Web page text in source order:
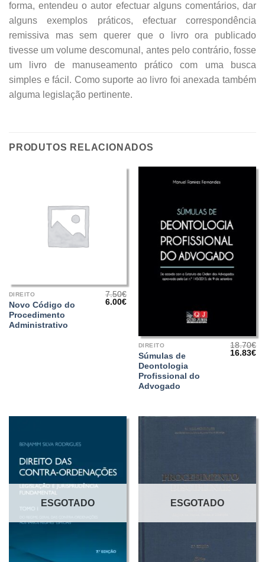
forma, entendeu o autor efectuar alguns comentários, dar
alguns exemplos práticos, efectuar correspondência
remissiva mas sem querer que o livro ora publicado
tivesse um volume descomunal, antes pelo contrário, fosse
um livro de manuseamento prático com uma busca
simples e fácil. Como suporte ao livro foi anexada também
alguma legislação pertinente.
PRODUTOS RELACIONADOS
DIREITO
Novo Código do
Procedimento
Administrativo
7.50€
O
6.00€O
DIREITO
Súmulas de
Deontologia
Profissional do
Advogado
18.70€
O
16.83€O
ESGOTADO ESGOTADO